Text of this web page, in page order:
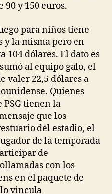
90 y 150 euros.
para niños tiene
y la misma pero en
104 dólares. El dato es
al equipo galo, el
valer 22,5 dólares a
Quienes
PSG tienen la
que los
del estadio, el
de la temporada
de
con los
en el paquete de
vincula